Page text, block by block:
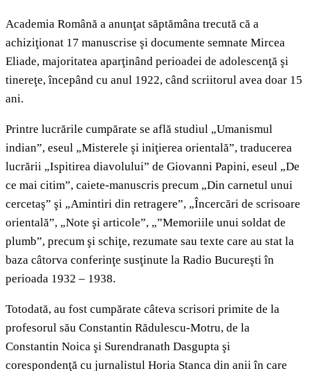
Academia Română a anunţat săptămâna trecută că a
achiziţionat 17 manuscrise şi documente semnate Mircea
Eliade, majoritatea aparţinând perioadei de adolescenţă şi
tinereţe, începând cu anul 1922, când scriitorul avea doar 15
ani.
Printre lucrările cumpărate se află studiul „Umanismul
indian”, eseul „Misterele şi iniţierea orientală”, traducerea
lucrării „Ispitirea diavolului” de Giovanni Papini, eseul „De
ce mai citim”, caiete-manuscris precum „Din carnetul unui
cercetaş” şi „Amintiri din retragere”, „Încercări de scrisoare
orientală”, „Note şi articole”, „”Memoriile unui soldat de
plumb”, precum şi schiţe, rezumate sau texte care au stat la
baza câtorva conferinţe susţinute la Radio Bucureşti în
perioada 1932 – 1938.
Totodată, au fost cumpărate câteva scrisori primite de la
profesorul său Constantin Rădulescu-Motru, de la
Constantin Noica şi Surendranath Dasgupta şi
corespondenţă cu jurnalistul Horia Stanca din anii în care